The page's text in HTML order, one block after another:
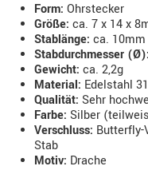
Form: Ohrstecker
Größe: ca. 7 x 14 x
Stablänge: ca. 10mm
Stabdurchmesser (Ø):
Gewicht: ca. 2,2g
Material: Edelstahl
Qualität: Sehr
Farbe: Silber
Verschluss: Butterfly-
Stab
Motiv: Drache